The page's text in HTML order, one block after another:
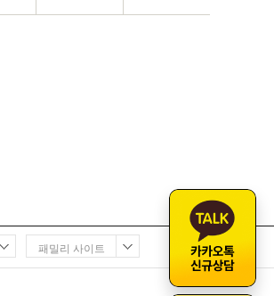
패밀리 사이트